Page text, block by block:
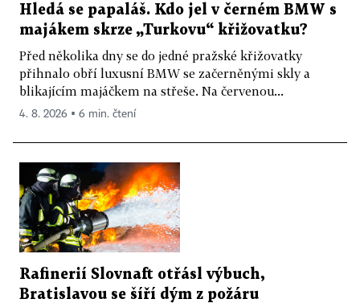
Hledá se papaláš. Kdo jel v černém BMW s
majákem skrze „Turkovu“ křižovatku?
Před několika dny se do jedné pražské křižovatky
přihnalo obří luxusní BMW se začerněnými skly a
blikajícím majáčkem na střeše. Na červenou...
4. 8. 2026 ▪ 6 min. čtení
Rafinerií Slovnaft otřásl výbuch,
Bratislavou se šíří dým z požáru